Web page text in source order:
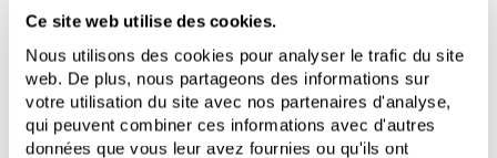
Ce site web utilise des cookies.
Nous utilisons des cookies pour analyser le trafic du site
web. De plus, nous partageons des informations sur
votre utilisation du site avec nos partenaires d'analyse,
qui peuvent combiner ces informations avec d'autres
données que vous leur avez fournies ou qu'ils ont
régulière. La taille peut être effectuée pour maintenir la
facilement aux espaces restreints et aux volumes de
sol limités. Il est important de garder le sol
modérément humide, mais il faut éviter de trop arroser
pour prévenir la pourriture des racines.